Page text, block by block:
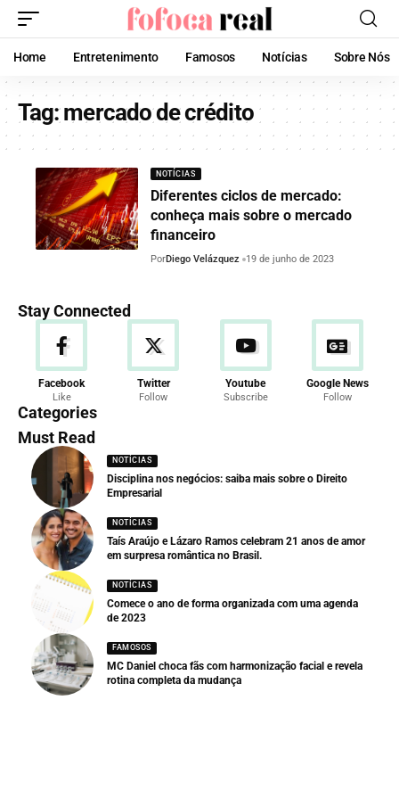
Home Entretenimento Famosos Notícias Sobre Nós
Tag:mercado de crédito
NOTÍCIAS
Diferentes ciclos de mercado:
conheça mais sobre o mercado
financeiro
PorDiego Velázquez 19 de junho de 2023
Stay Connected
Facebook
Like
Twitter
Follow
Youtube
Subscribe
Google News
Follow
Categories
Must Read
NOTÍCIAS
Disciplina nos negócios: saiba mais sobre o Direito
Empresarial
NOTÍCIAS
Taís Araújo e Lázaro Ramos celebram 21 anos de amor
em surpresa romântica no Brasil.
NOTÍCIAS
Comece o ano de forma organizada com uma agenda
de 2023
FAMOSOS
MC Daniel choca fãs com harmonização facial e revela
rotina completa da mudança